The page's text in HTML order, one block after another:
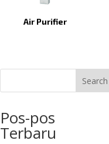
Air Purifier
Search
Pos-pos
Terbaru